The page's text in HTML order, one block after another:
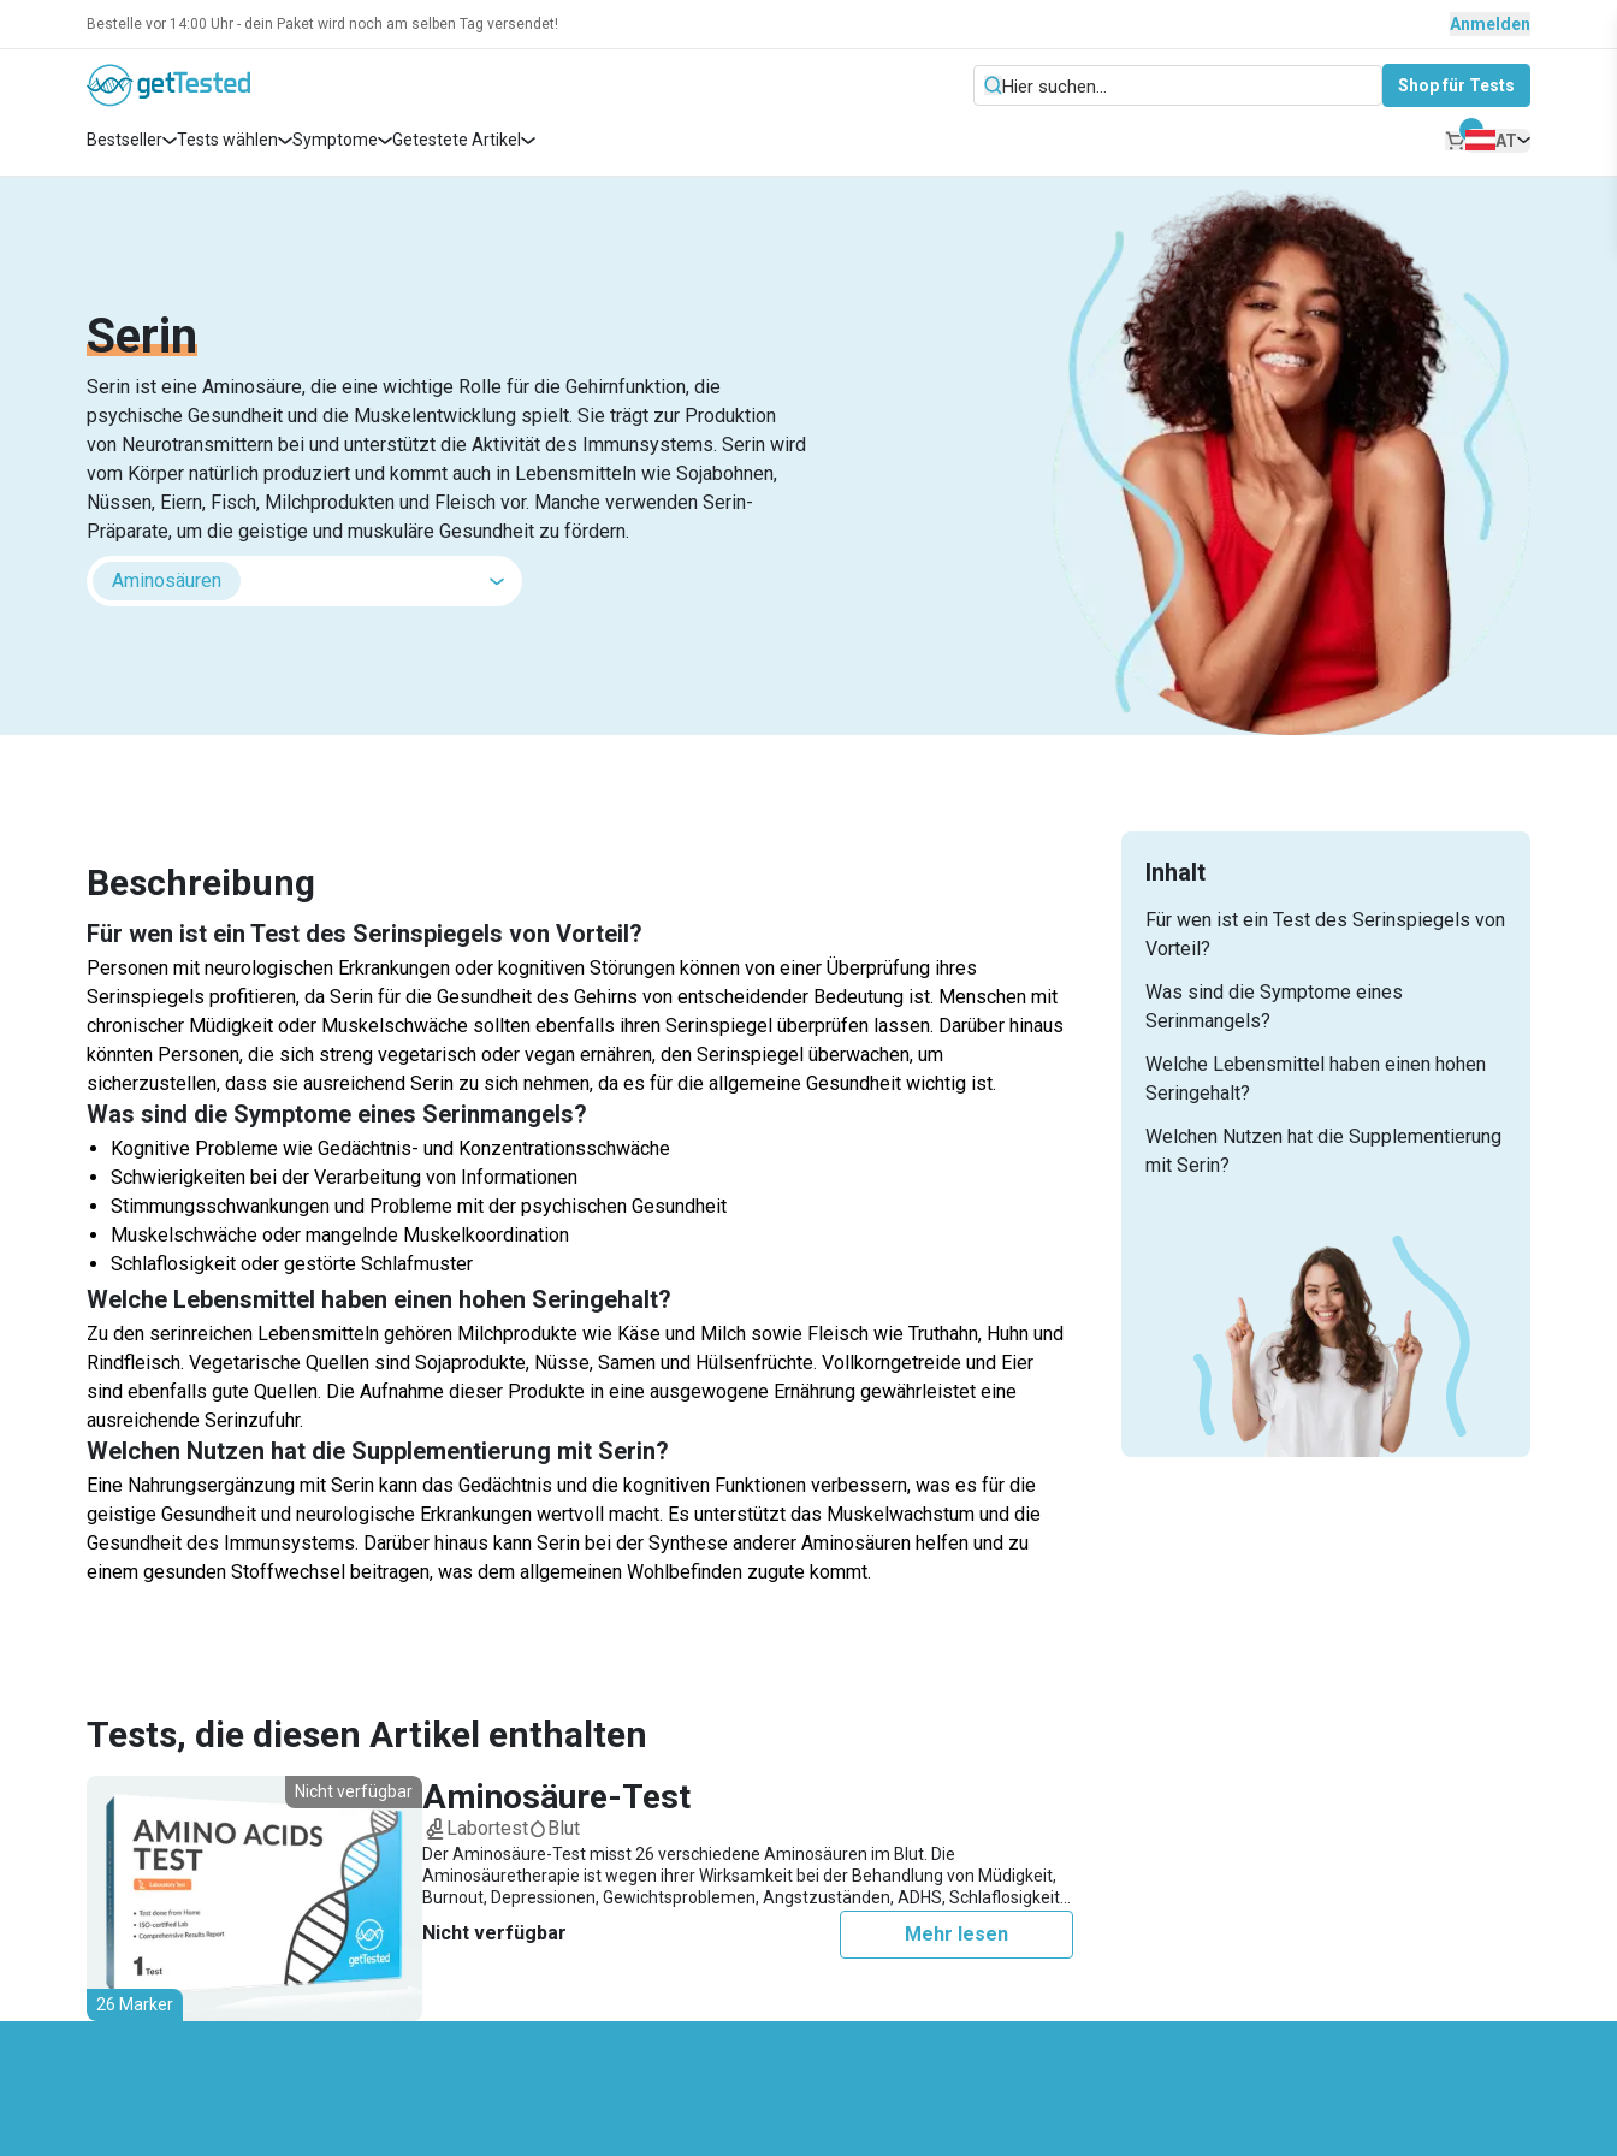
Bestelle vor 14:00 Uhr - dein Paket wird noch am selben Tag versendet! Anmelden
Shop für Tests
Bestseller Tests wählen Symptome Getestete Artikel AT
Serin
Serin ist eine Aminosäure, die eine wichtige Rolle für die Gehirnfunktion, die
psychische Gesundheit und die Muskelentwicklung spielt. Sie trägt zur Produktion
von Neurotransmittern bei und unterstützt die Aktivität des Immunsystems. Serin wird
vom Körper natürlich produziert und kommt auch in Lebensmitteln wie Sojabohnen,
Nüssen, Eiern, Fisch, Milchprodukten und Fleisch vor. Manche verwenden Serin-
Präparate, um die geistige und muskuläre Gesundheit zu fördern.
Aminosäuren
Beschreibung
Für wen ist ein Test des Serinspiegels von Vorteil?
Personen mit neurologischen Erkrankungen oder kognitiven Störungen können von einer Überprüfung ihres
Serinspiegels profitieren, da Serin für die Gesundheit des Gehirns von entscheidender Bedeutung ist. Menschen mit
chronischer Müdigkeit oder Muskelschwäche sollten ebenfalls ihren Serinspiegel überprüfen lassen. Darüber hinaus
könnten Personen, die sich streng vegetarisch oder vegan ernähren, den Serinspiegel überwachen, um
sicherzustellen, dass sie ausreichend Serin zu sich nehmen, da es für die allgemeine Gesundheit wichtig ist.
Was sind die Symptome eines Serinmangels?
Kognitive Probleme wie Gedächtnis- und Konzentrationsschwäche
Schwierigkeiten bei der Verarbeitung von Informationen
Stimmungsschwankungen und Probleme mit der psychischen Gesundheit
Muskelschwäche oder mangelnde Muskelkoordination
Schlaflosigkeit oder gestörte Schlafmuster
Welche Lebensmittel haben einen hohen Seringehalt?
Zu den serinreichen Lebensmitteln gehören Milchprodukte wie Käse und Milch sowie Fleisch wie Truthahn, Huhn und
Rindfleisch. Vegetarische Quellen sind Sojaprodukte, Nüsse, Samen und Hülsenfrüchte. Vollkorngetreide und Eier
sind ebenfalls gute Quellen. Die Aufnahme dieser Produkte in eine ausgewogene Ernährung gewährleistet eine
ausreichende Serinzufuhr.
Welchen Nutzen hat die Supplementierung mit Serin?
Eine Nahrungsergänzung mit Serin kann das Gedächtnis und die kognitiven Funktionen verbessern, was es für die
geistige Gesundheit und neurologische Erkrankungen wertvoll macht. Es unterstützt das Muskelwachstum und die
Gesundheit des Immunsystems. Darüber hinaus kann Serin bei der Synthese anderer Aminosäuren helfen und zu
einem gesunden Stoffwechsel beitragen, was dem allgemeinen Wohlbefinden zugute kommt.
Tests, die diesen Artikel enthalten
Nicht verfügbar
26 Marker
Aminosäure-Test
Labortest Blut
Der Aminosäure-Test misst 26 verschiedene Aminosäuren im Blut. Die
Aminosäuretherapie ist wegen ihrer Wirksamkeit bei der Behandlung von Müdigkeit,
Burnout, Depressionen, Gewichtsproblemen, Angstzuständen, ADHS, Schlaflosigkeit,
Gedächtnisverlust, Epilepsie, bei Suchtproblemen wie Alkoholismus oder
Drogenmissbrauch sowie beim Muskelaufbau sehr beliebt geworden.
Nicht verfügbar Mehr lesen
Inhalt
Für wen ist ein Test des Serinspiegels von
Vorteil?
Was sind die Symptome eines
Serinmangels?
Welche Lebensmittel haben einen hohen
Seringehalt?
Welchen Nutzen hat die Supplementierung
mit Serin?